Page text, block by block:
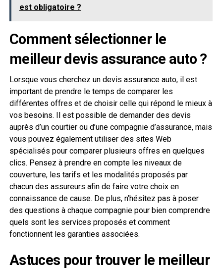
est obligatoire ?
Comment sélectionner le
meilleur devis assurance auto ?
Lorsque vous cherchez un devis assurance auto, il est
important de prendre le temps de comparer les
différentes offres et de choisir celle qui répond le mieux à
vos besoins. Il est possible de demander des devis
auprès d’un courtier ou d’une compagnie d’assurance, mais
vous pouvez également utiliser des sites Web
spécialisés pour comparer plusieurs offres en quelques
clics. Pensez à prendre en compte les niveaux de
couverture, les tarifs et les modalités proposés par
chacun des assureurs afin de faire votre choix en
connaissance de cause. De plus, n’hésitez pas à poser
des questions à chaque compagnie pour bien comprendre
quels sont les services proposés et comment
fonctionnent les garanties associées.
Astuces pour trouver le meilleur